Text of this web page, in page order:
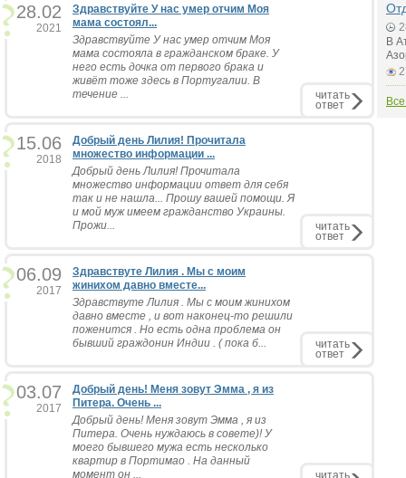
28.02
2021
Здравствуйте У нас умер отчим Моя
мама состоял...
Здравствуйте У нас умер отчим Моя
мама состояла в гражданском браке. У
него есть дочка от первого брака и
живёт тоже здесь в Португалии. В
течение ...
читать
ответ
15.06
2018
Добрый день Лилия! Прочитала
множество информации ...
Добрый день Лилия! Прочитала
множество информации ответ для себя
так и не нашла... Прошу вашей помощи. Я
и мой муж имеем гражданство Украины.
Прожи...
читать
ответ
06.09
2017
Здравствуте Лилия . Мы с моим
жинихом давно вместе...
Здравствуте Лилия . Мы с моим жинихом
давно вместе , и вот наконец-то решили
поженится . Но есть одна проблема он
бывший граждонин Индии . ( пока б...
читать
ответ
03.07
2017
Добрый день! Меня зовут Эмма , я из
Питера. Очень ...
Добрый день! Меня зовут Эмма , я из
Питера. Очень нуждаюсь в совете)! У
моего бывшего мужа есть несколько
квартир в Портимао . На данный
момент он ...
читать
В